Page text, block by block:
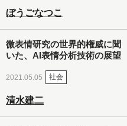
ぼうごなつこ
微表情研究の世界的権威に聞
いた、AI表情分析技術の展望
2021.05.05 社会
清水建二